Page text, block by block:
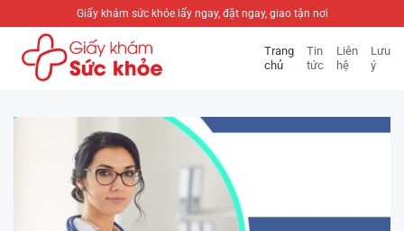
qua
Giấy khám sức khỏe lấy ngay, đặt ngay, giao tận nơi
Trang
chủ
Tin
tức
Liên
hệ
Lưu
ý